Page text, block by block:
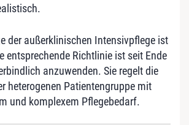
der außerklinischen Intensivpflege ist
entsprechende Richtlinie ist seit Ende
anzuwenden. Sie regelt die
heterogenen Patientengruppe mit
und komplexem Pflegebedarf.